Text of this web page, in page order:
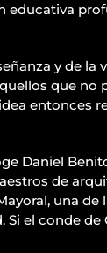
y de
que
Daniel
de
una
el conde